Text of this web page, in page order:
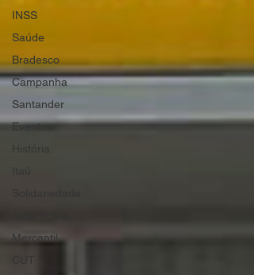
INSS
Saúde
Bradesco
Campanha
Santander
Eventos
Mercantil